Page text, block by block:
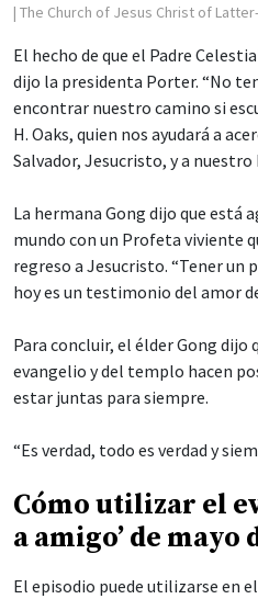
| The Church of Jesus Christ of
El hecho de que el Padre
dijo la presidenta Porter. “No
encontrar nuestro camino si
H. Oaks, quien nos ayudará a
Salvador, Jesucristo, y a nuestro
La hermana Gong dijo que está
mundo con un Profeta viviente
regreso a Jesucristo. “Tener
hoy es un testimonio del amor
Para concluir, el élder Gong dijo
evangelio y del templo hacen
estar juntas para siempre.
“Es verdad, todo es verdad y
Cómo utilizar el
a amigo’ de mayo
El episodio puede utilizarse en